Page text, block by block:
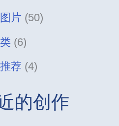
片 (50)
(6)
荐 (4)
的创作